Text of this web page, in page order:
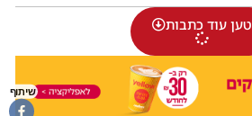
טען עוד כתבות
שיתוף